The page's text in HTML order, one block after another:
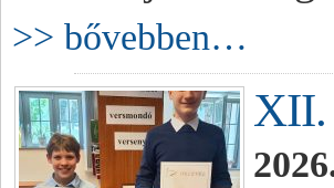
>> bővebben…
XII.